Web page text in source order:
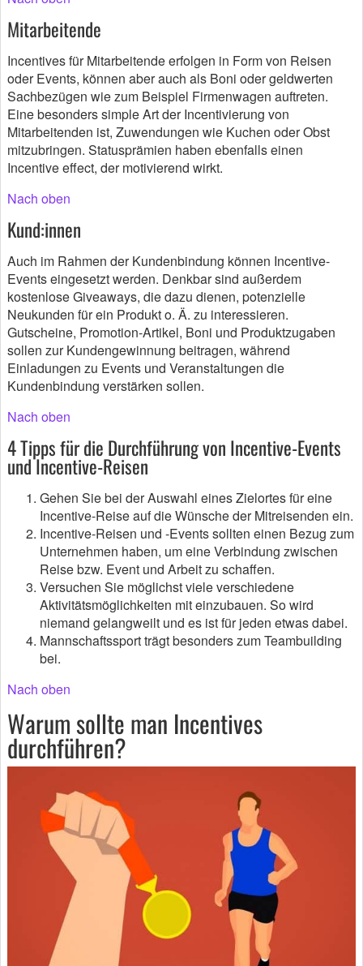
Mitarbeitende
Incentives für Mitarbeitende erfolgen in Form von Reisen
oder Events, können aber auch als Boni oder geldwerten
Sachbezügen wie zum Beispiel Firmenwagen auftreten.
Eine besonders simple Art der Incentivierung von
Mitarbeitenden ist, Zuwendungen wie Kuchen oder Obst
mitzubringen. Statusprämien haben ebenfalls einen
Incentive effect, der motivierend wirkt.
Nach oben
Kund:innen
Auch im Rahmen der Kundenbindung können Incentive-
Events eingesetzt werden. Denkbar sind außerdem
kostenlose Giveaways, die dazu dienen, potenzielle
Neukunden für ein Produkt o. Ä. zu interessieren.
Gutscheine, Promotion-Artikel, Boni und Produktzugaben
sollen zur Kundengewinnung beitragen, während
Einladungen zu Events und Veranstaltungen die
Kundenbindung verstärken sollen.
Nach oben
4 Tipps für die Durchführung von Incentive-Events
und Incentive-Reisen
Gehen Sie bei der Auswahl eines Zielortes für eine
Incentive-Reise auf die Wünsche der Mitreisenden ein.
Incentive-Reisen und -Events sollten einen Bezug zum
Unternehmen haben, um eine Verbindung zwischen
Reise bzw. Event und Arbeit zu schaffen.
Versuchen Sie möglichst viele verschiedene
Aktivitätsmöglichkeiten mit einzubauen. So wird
niemand gelangweilt und es ist für jeden etwas dabei.
Mannschaftssport trägt besonders zum Teambuilding
bei.
Nach oben
Warum sollte man Incentives
durchführen?